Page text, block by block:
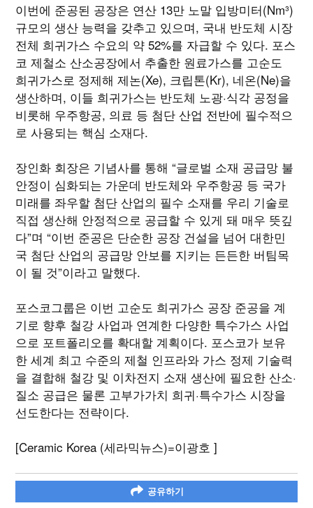
이번에 준공된 공장은 연산 13만 노말 입방미터(Nm³)
규모의 생산 능력을 갖추고 있으며, 국내 반도체 시장
전체 희귀가스 수요의 약 52%를 자급할 수 있다. 포스
코 제철소 산소공장에서 추출한 원료가스를 고순도
희귀가스로 정제해 제논(Xe), 크립톤(Kr), 네온(Ne)을
생산하며, 이들 희귀가스는 반도체 노광·식각 공정을
비롯해 우주항공, 의료 등 첨단 산업 전반에 필수적으
로 사용되는 핵심 소재다.
장인화 회장은 기념사를 통해 “글로벌 소재 공급망 불
안정이 심화되는 가운데 반도체와 우주항공 등 국가
미래를 좌우할 첨단 산업의 필수 소재를 우리 기술로
직접 생산해 안정적으로 공급할 수 있게 돼 매우 뜻깊
다”며 “이번 준공은 단순한 공장 건설을 넘어 대한민
국 첨단 산업의 공급망 안보를 지키는 든든한 버팀목
이 될 것”이라고 말했다.
포스코그룹은 이번 고순도 희귀가스 공장 준공을 계
기로 향후 철강 사업과 연계한 다양한 특수가스 사업
으로 포트폴리오를 확대할 계획이다. 포스코가 보유
한 세계 최고 수준의 제철 인프라와 가스 정제 기술력
을 결합해 철강 및 이차전지 소재 생산에 필요한 산소·
질소 공급은 물론 고부가가치 희귀·특수가스 시장을
선도한다는 전략이다.
[Ceramic Korea (세라믹뉴스)=이광호 ]
공유하기